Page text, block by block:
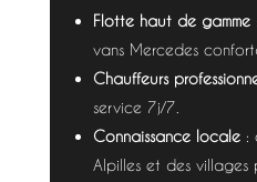
Flotte haut de gamme
vans Mercedes
Chauffeurs
service 7j/7.
Connaissance locale:
Alpilles et des villages